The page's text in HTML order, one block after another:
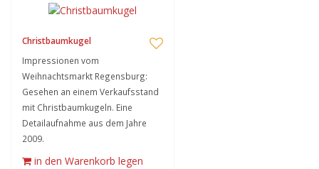
Christbaumkugel
Impressionen vom
Weihnachtsmarkt Regensburg:
Gesehen an einem Verkaufsstand
mit Christbaumkugeln. Eine
Detailaufnahme aus dem Jahre
2009.
in den Warenkorb legen